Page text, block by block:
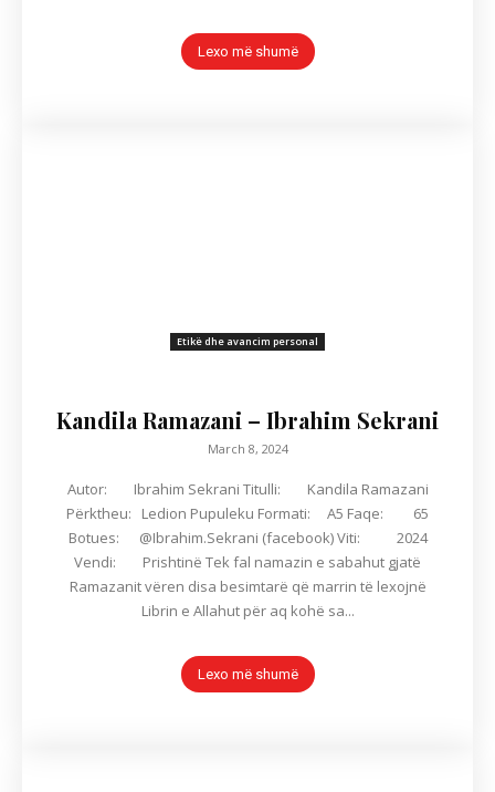
Lexo më shumë
Etikë dhe avancim personal
Kandila Ramazani – Ibrahim Sekrani
March 8, 2024
Autor: Ibrahim Sekrani Titulli: Kandila Ramazani
Përktheu: Ledion Pupuleku Formati: A5 Faqe: 65
Botues: @Ibrahim.Sekrani (facebook) Viti: 2024
Vendi: Prishtinë Tek fal namazin e sabahut gjatë
Ramazanit vëren disa besimtarë që marrin të lexojnë
Librin e Allahut për aq kohë sa...
Lexo më shumë